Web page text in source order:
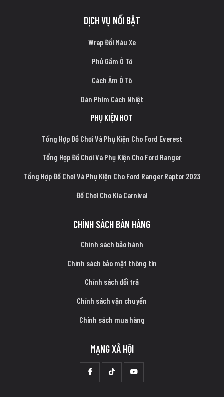
DỊCH VỤ NỔI BẬT
Wrap Đổi Màu Xe
Phủ Gầm Ô Tô
Cách Âm Ô Tô
Dán Phim Cách Nhiệt
PHỤ KIỆN HOT
Tổng Hợp Đồ Chơi Và Phụ Kiện Cho Ford Everest
Tổng Hợp Đồ Chơi Và Phụ Kiện Cho Ford Ranger
Tổng Hợp Đồ Chơi Và Phụ Kiện Cho Ford Ranger Raptor 2023
Đồ Chơi Cho Kia Carnival
CHÍNH SÁCH BÁN HÀNG
Chính sách bảo hành
Chính sách bảo mật thông tin
Chính sách đổi trả
Chính sách vận chuyển
Chính sách mua hàng
MẠNG XÃ HỘI